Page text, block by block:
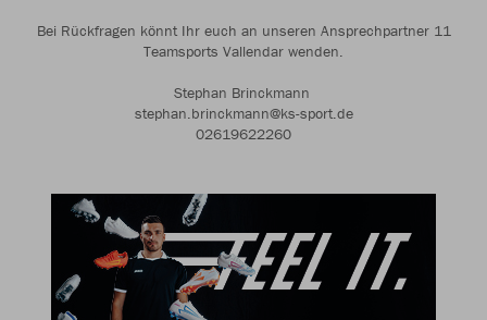
Bei Rückfragen könnt Ihr euch an unseren Ansprechpartner 11
Teamsports Vallendar wenden.
Stephan Brinckmann
stephan.brinckmann@ks-sport.de
02619622260